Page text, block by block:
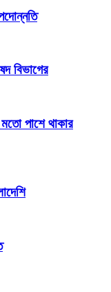
বিভাগের
পাশে থাকার